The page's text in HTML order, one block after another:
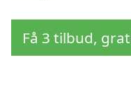
Få 3 tilbud,